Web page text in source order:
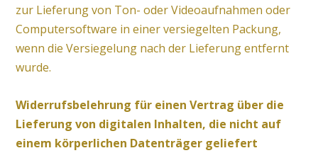
zur Lieferung von Ton- oder Videoaufnahmen oder
Computersoftware in einer versiegelten Packung,
wenn die Versiegelung nach der Lieferung entfernt
wurde.
Widerrufsbelehrung für einen Vertrag über die
Lieferung von digitalen Inhalten, die nicht auf
einem körperlichen Datenträger geliefert